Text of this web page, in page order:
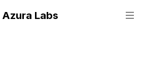
Azura Labs